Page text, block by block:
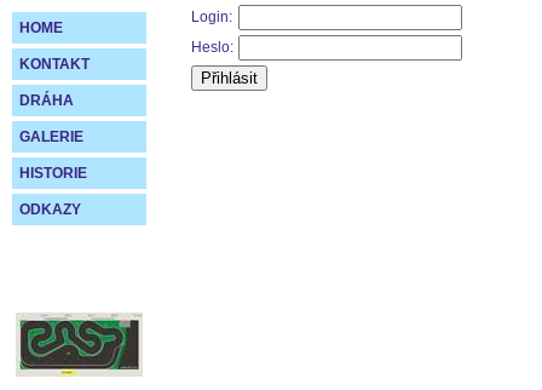
HOME
KONTAKT
DRÁHA
GALERIE
HISTORIE
ODKAZY
Login:
Heslo: